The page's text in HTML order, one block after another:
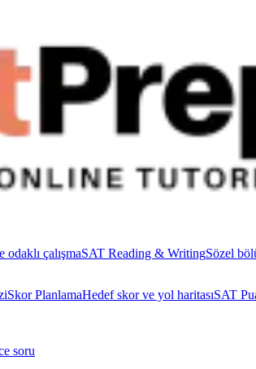
çalışmaSAT Reading & WritingSözel
Skor PlanlamaHedef skor ve yol haritasıSAT
soru